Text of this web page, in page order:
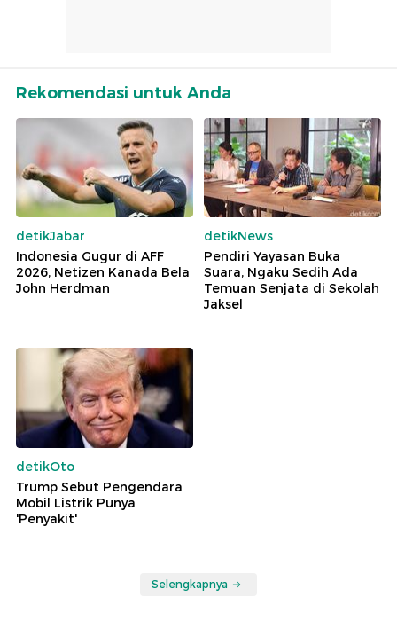
Rekomendasi untuk Anda
detikJabar
Indonesia Gugur di AFF
2026, Netizen Kanada Bela
John Herdman
detikNews
Pendiri Yayasan Buka
Suara, Ngaku Sedih Ada
Temuan Senjata di Sekolah
Jaksel
detikOto
Trump Sebut Pengendara
Mobil Listrik Punya
'Penyakit'
Selengkapnya